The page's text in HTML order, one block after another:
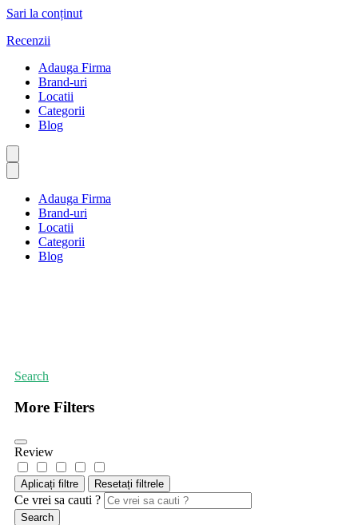
Sari la conținut
Recenzii
Adauga Firma
Brand-uri
Locatii
Categorii
Blog
Adauga Firma
Brand-uri
Locatii
Categorii
Blog
Search
More Filters
Review
Aplicați filtre Resetați filtrele
Ce vrei sa cauti ?
Search